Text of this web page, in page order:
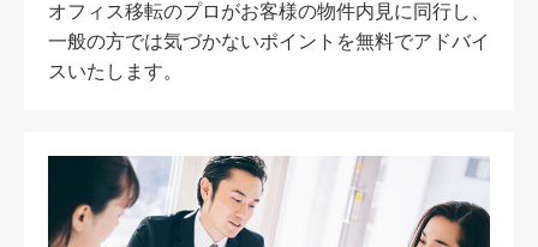
オフィス移転のプロがお客様の物件内見に同行し、
一般の方では気づかないポイントを無料でアドバイ
スいたします。